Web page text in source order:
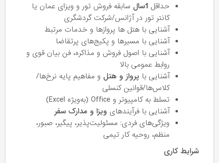
حداقل 1سال
سابقه فروش تور و ویزای عمان یا
کانتر تور در آژانس/شرکت گردشگری
آشنایی با هتل ها پروازها و خدمات مرتبط
آشنایی با مسیرها و پکیج‌های پرتقاضا
آشنایی با اصول فروش و مذاکره، فن بیان قوی و
روابط عمومی بالا
آشنایی با پرواز و هتل و مفاهیم پایه نرخ‌ها/
کلاس‌ها/قوانین کنسلی
تسلط به کامپیوتر و Office (به‌ویژه Excel)
آشنایی با فرآیندهای ویزا و مدارک سفر
ویژگی‌های فردی: مسئولیت‌پذیر، پیگیر، صبور،
منظم، روحیه کار تیمی
شرایط کاری